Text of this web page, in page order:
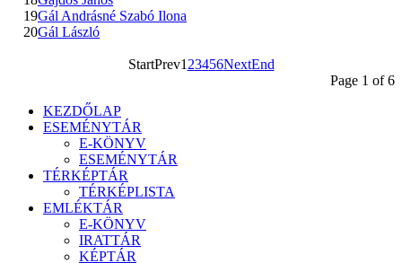
19Gál Andrásné Szabó Ilona
20Gál László
StartPrev1 23456NextEnd
Page 1 of 6
KEZDŐLAP
ESEMÉNYTÁR
E-KÖNYV
ESEMÉNYTÁR
TÉRKÉPTÁR
TÉRKÉPLISTA
EMLÉKTÁR
E-KÖNYV
IRATTÁR
KÉPTÁR